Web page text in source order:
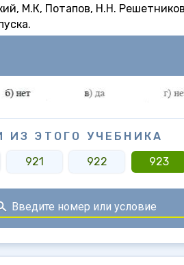
М.К, Потапов, Н.Н.
ИЗ ЭТОГО УЧЕБНИКА
921 922 923